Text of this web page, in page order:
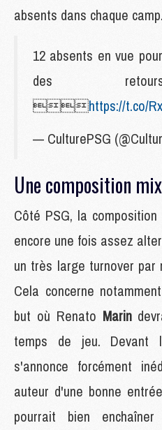
absents dans chaque camp.
12 absents en vue
des
https://t.co/
— CulturePSG
Une composition
Côté PSG, la
encore une fois assez
un très large turnover par
Cela concerne
but où Renato Marin
temps de jeu.
s'annonce forcément
auteur d'une bonne
pourrait bien